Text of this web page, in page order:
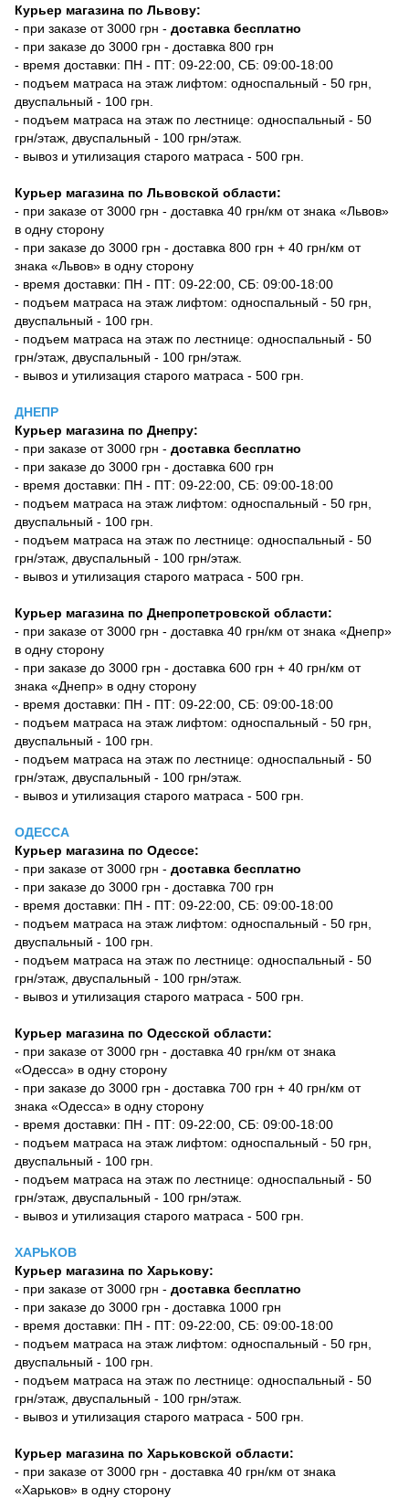
Курьер магазина по Львову:
- при заказе от 3000 грн - доставка бесплатно
- при заказе до 3000 грн - доставка 800 грн
- время доставки: ПН - ПТ: 09-22:00, СБ: 09:00-18:00
- подъем матраса на этаж лифтом: односпальный - 50 грн,
двуспальный - 100 грн.
- подъем матраса на этаж по лестнице: односпальный - 50
грн/этаж, двуспальный - 100 грн/этаж.
- вывоз и утилизация старого матраса - 500 грн.
Курьер магазина по Львовской области:
- при заказе от 3000 грн - доставка 40 грн/км от знака «Львов»
в одну сторону
- при заказе до 3000 грн - доставка 800 грн + 40 грн/км от
знака «Львов» в одну сторону
- время доставки: ПН - ПТ: 09-22:00, СБ: 09:00-18:00
- подъем матраса на этаж лифтом: односпальный - 50 грн,
двуспальный - 100 грн.
- подъем матраса на этаж по лестнице: односпальный - 50
грн/этаж, двуспальный - 100 грн/этаж.
- вывоз и утилизация старого матраса - 500 грн.
ДНЕПР
Курьер магазина по Днепру:
- при заказе от 3000 грн - доставка бесплатно
- при заказе до 3000 грн - доставка 600 грн
- время доставки: ПН - ПТ: 09-22:00, СБ: 09:00-18:00
- подъем матраса на этаж лифтом: односпальный - 50 грн,
двуспальный - 100 грн.
- подъем матраса на этаж по лестнице: односпальный - 50
грн/этаж, двуспальный - 100 грн/этаж.
- вывоз и утилизация старого матраса - 500 грн.
Курьер магазина по Днепропетровской области:
- при заказе от 3000 грн - доставка 40 грн/км от знака «Днепр»
в одну сторону
- при заказе до 3000 грн - доставка 600 грн + 40 грн/км от
знака «Днепр» в одну сторону
- время доставки: ПН - ПТ: 09-22:00, СБ: 09:00-18:00
- подъем матраса на этаж лифтом: односпальный - 50 грн,
двуспальный - 100 грн.
- подъем матраса на этаж по лестнице: односпальный - 50
грн/этаж, двуспальный - 100 грн/этаж.
- вывоз и утилизация старого матраса - 500 грн.
ОДЕССА
Курьер магазина по Одессе:
- при заказе от 3000 грн - доставка бесплатно
- при заказе до 3000 грн - доставка 700 грн
- время доставки: ПН - ПТ: 09-22:00, СБ: 09:00-18:00
- подъем матраса на этаж лифтом: односпальный - 50 грн,
двуспальный - 100 грн.
- подъем матраса на этаж по лестнице: односпальный - 50
грн/этаж, двуспальный - 100 грн/этаж.
- вывоз и утилизация старого матраса - 500 грн.
Курьер магазина по Одесской области:
- при заказе от 3000 грн - доставка 40 грн/км от знака
«Одесса» в одну сторону
- при заказе до 3000 грн - доставка 700 грн + 40 грн/км от
знака «Одесса» в одну сторону
- время доставки: ПН - ПТ: 09-22:00, СБ: 09:00-18:00
- подъем матраса на этаж лифтом: односпальный - 50 грн,
двуспальный - 100 грн.
- подъем матраса на этаж по лестнице: односпальный - 50
грн/этаж, двуспальный - 100 грн/этаж.
- вывоз и утилизация старого матраса - 500 грн.
ХАРЬКОВ
Курьер магазина по Харькову:
- при заказе от 3000 грн - доставка бесплатно
- при заказе до 3000 грн - доставка 1000 грн
- время доставки: ПН - ПТ: 09-22:00, СБ: 09:00-18:00
- подъем матраса на этаж лифтом: односпальный - 50 грн,
двуспальный - 100 грн.
- подъем матраса на этаж по лестнице: односпальный - 50
грн/этаж, двуспальный - 100 грн/этаж.
- вывоз и утилизация старого матраса - 500 грн.
Курьер магазина по Харьковской области:
- при заказе от 3000 грн - доставка 40 грн/км от знака
«Харьков» в одну сторону